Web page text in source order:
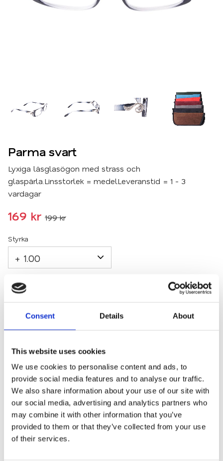
Consent Details About
This website uses cookies
We use cookies to personalise content and ads, to
provide social media features and to analyse our traffic.
We also share information about your use of our site with
our social media, advertising and analytics partners who
may combine it with other information that you’ve
provided to them or that they’ve collected from your use
of their services.
Parma svart
Lyxiga läsglasögon med strass och
glaspärla.Linsstorlek = medelLeveranstid = 1 - 3
vardagar
Nedsatt pris:
169 kr Ordinarie pris:
199kr
Styrka
Antal
Fri frakt
2-3 arbetsdagars leverans
Mängdrabatter
Lagerstatus
25 st i lager
Artikelnr
0210-svart